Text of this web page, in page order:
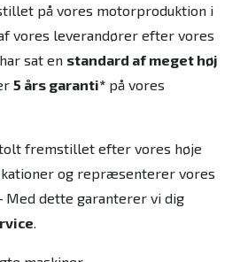
på vores motorproduktion i
vores leverandører efter vores
sat en standard af meget høj
5 års garanti*på vores
fremstillet efter vores høje
og repræsenterer vores
Med dette garanterer vi dig